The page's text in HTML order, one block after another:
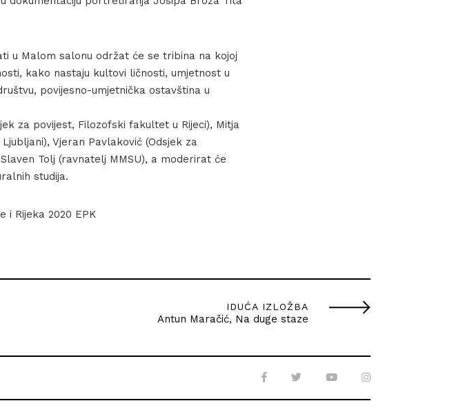
u Malom salonu održat će se tribina na kojoj
kako nastaju kultovi ličnosti, umjetnost u
povijesno-umjetnička ostavština u
za povijest, Filozofski fakultet u Rijeci), Mitja
Vjeran Pavlaković (Odsjek za
Tolj (ravnatelj MMSU), a moderirat će
studija.
i Rijeka 2020 EPK
IDUĆA IZLOŽBA
Antun Maračić, Na duge staze